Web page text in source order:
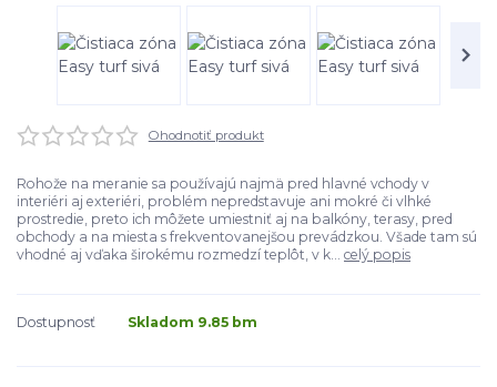
Ohodnotiť produkt
Rohože na meranie sa používajú najmä pred hlavné vchody v
interiéri aj exteriéri, problém nepredstavuje ani mokré či vlhké
prostredie, preto ich môžete umiestniť aj na balkóny, terasy, pred
obchody a na miesta s frekventovanejšou prevádzkou. Všade tam sú
vhodné aj vďaka širokému rozmedzí teplôt, v k... celý popis
Dostupnosť Skladom 9.85 bm